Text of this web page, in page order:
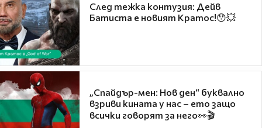
След тежка контузия: Дейв
Батиста е новият Кратос!😯💥
„Спайдър-мен: Нов ден“ буквално
взриви кината у нас – ето защо
всички говорят за него👀🎬